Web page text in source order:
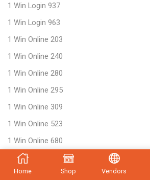
1 Win Login 937
1 Win Login 963
1 Win Online 203
1 Win Online 240
1 Win Online 280
1 Win Online 295
1 Win Online 309
1 Win Online 523
1 Win Online 680
1 Win Online 939
1 xBet Android iOS indir Tətbiq – 951
Home Shop Vendors